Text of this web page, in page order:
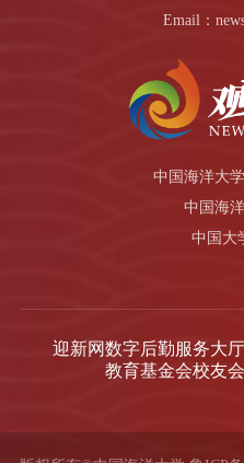
Email：
中国海洋大
中国海
中国大
迎新网数字后勤服务大厅
教育基金会校友会